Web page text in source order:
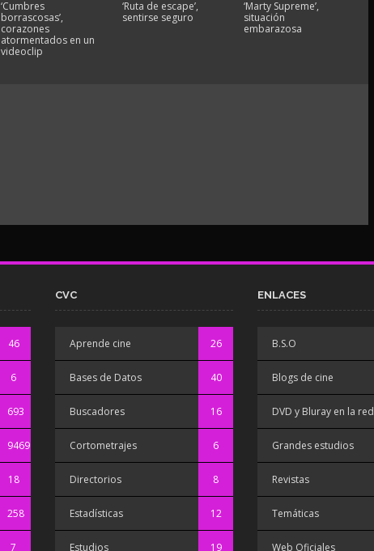
‘Cumbres
borrascosas’,
corazones
atormentados en un
videoclip
‘Ruta de escape’,
sentirse seguro
‘Marty Supreme’,
situación
embarazosa
46
6
693
9469
18
258
7
CVC
Aprende cine 26
Bases de Datos 40
Buscadores 16
Cortometrajes 6
Directorios 8
Estadísticas 12
Estudios 19
ENLACES
B.S.O
Blogs de cine
DVD y Bluray en la red
Grandes estudios
Revistas
Temáticas
Web Oficiales